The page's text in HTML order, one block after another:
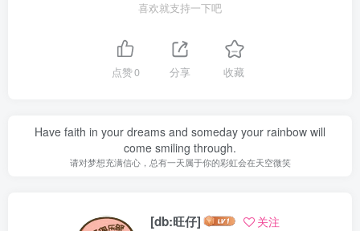
喜欢就支持一下吧
点赞0 分享 收藏
Have faith in your dreams and someday your rainbow will
come smiling through.
请对梦想充满信心，总有一天属于你的彩虹会在天空微笑
[db:旺仔] 关注